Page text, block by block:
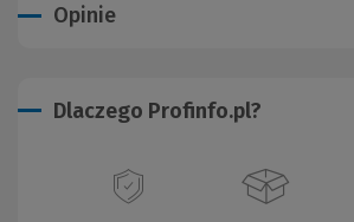
Opinie
Dlaczego Profinfo.pl?